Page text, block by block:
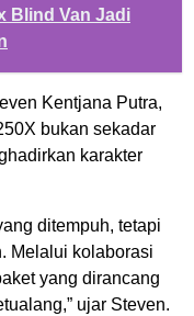
Blind Van Jadi
Kentjana Putra,
bukan sekadar
karakter
ditempuh, tetapi
Melalui kolaborasi
yang dirancang
ujar Steven.